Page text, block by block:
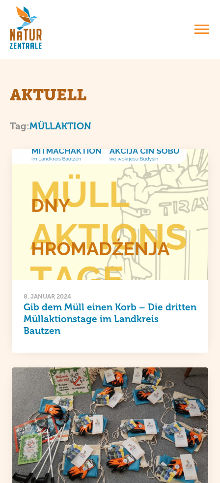
AKTUELL
Tag:MÜLLAKTION
8. JANUAR 2024
Gib dem Müll einen Korb – Die dritten
Müllaktionstage im Landkreis
Bautzen